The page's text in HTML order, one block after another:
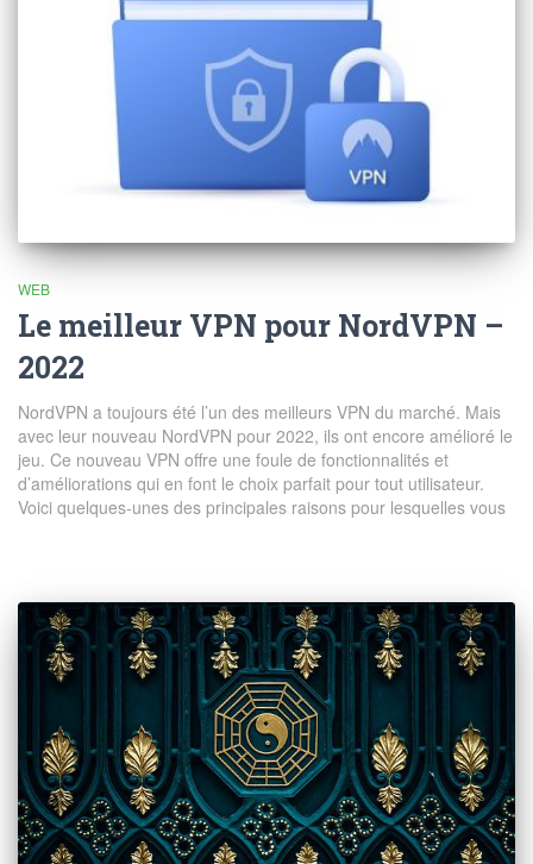
WEB
Le meilleur VPN pour NordVPN –
2022
NordVPN a toujours été l’un des meilleurs VPN du marché. Mais
avec leur nouveau NordVPN pour 2022, ils ont encore amélioré le
jeu. Ce nouveau VPN offre une foule de fonctionnalités et
d’améliorations qui en font le choix parfait pour tout utilisateur.
Voici quelques-unes des principales raisons pour lesquelles vous